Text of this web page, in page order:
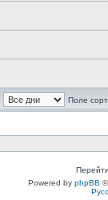
Поле
Powered by phpBB